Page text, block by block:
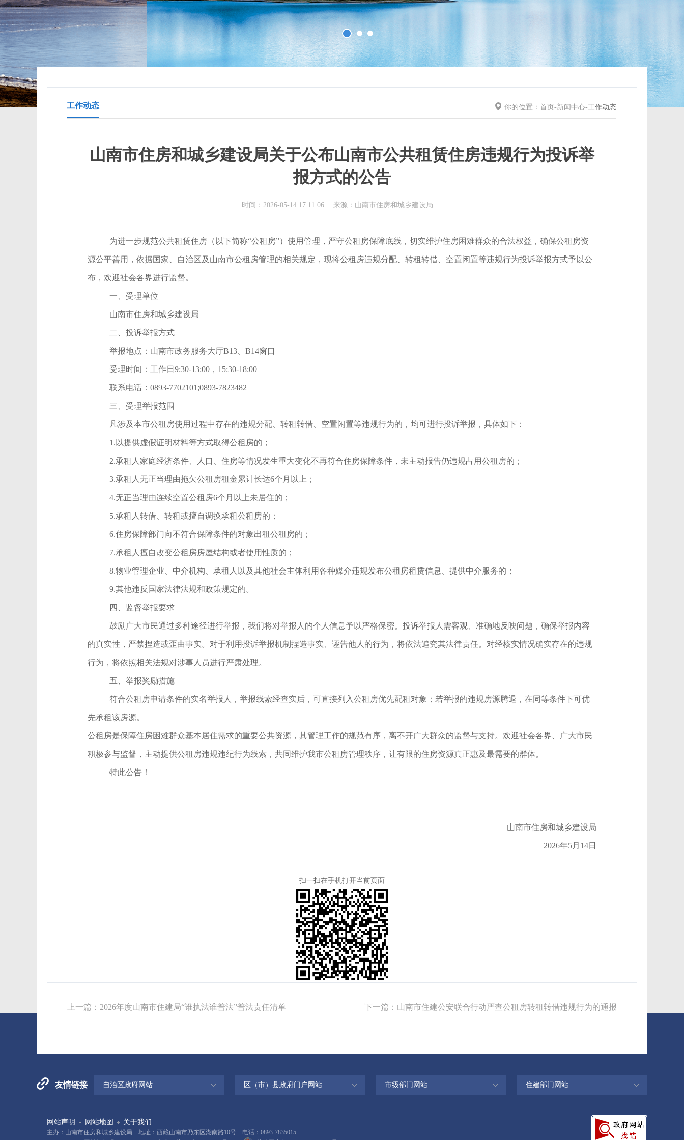
工作动态 你的位置： 首页 -新闻中心-工作动态
山南市住房和城乡建设局关于公布山南市公共租赁住房违规行为投诉举
报方式的公告
时间：2026-05-14 17:11:06 来源：山南市住房和城乡建设局
为进一步规范公共租赁住房（以下简称“公租房”）使用管理，严守公租房保障底线，切实维护住房困难群众的合法权益，确保公租房资
源公平善用，依据国家、自治区及山南市公租房管理的相关规定，现将公租房违规分配、转租转借、空置闲置等违规行为投诉举报方式予以公
布，欢迎社会各界进行监督。
一、受理单位
山南市住房和城乡建设局
二、投诉举报方式
举报地点：山南市政务服务大厅B13、B14窗口
受理时间：工作日9:30-13:00，15:30-18:00
联系电话：0893-7702101;0893-7823482
三、受理举报范围
凡涉及本市公租房使用过程中存在的违规分配、转租转借、空置闲置等违规行为的，均可进行投诉举报，具体如下：
1.以提供虚假证明材料等方式取得公租房的；
2.承租人家庭经济条件、人口、住房等情况发生重大变化不再符合住房保障条件，未主动报告仍违规占用公租房的；
3.承租人无正当理由拖欠公租房租金累计长达6个月以上；
4.无正当理由连续空置公租房6个月以上未居住的；
5.承租人转借、转租或擅自调换承租公租房的；
6.住房保障部门向不符合保障条件的对象出租公租房的；
7.承租人擅自改变公租房房屋结构或者使用性质的；
8.物业管理企业、中介机构、承租人以及其他社会主体利用各种媒介违规发布公租房租赁信息、提供中介服务的；
9.其他违反国家法律法规和政策规定的。
四、监督举报要求
鼓励广大市民通过多种途径进行举报，我们将对举报人的个人信息予以严格保密。投诉举报人需客观、准确地反映问题，确保举报内容
的真实性，严禁捏造或歪曲事实。对于利用投诉举报机制捏造事实、诬告他人的行为，将依法追究其法律责任。对经核实情况确实存在的违规
行为，将依照相关法规对涉事人员进行严肃处理。
五、举报奖励措施
符合公租房申请条件的实名举报人，举报线索经查实后，可直接列入公租房优先配租对象；若举报的违规房源腾退，在同等条件下可优
先承租该房源。
公租房是保障住房困难群众基本居住需求的重要公共资源，其管理工作的规范有序，离不开广大群众的监督与支持。欢迎社会各界、广大市民
积极参与监督，主动提供公租房违规违纪行为线索，共同维护我市公租房管理秩序，让有限的住房资源真正惠及最需要的群体。
特此公告！
山南市住房和城乡建设局
2026年5月14日
扫一扫在手机打开当前页面
上一篇： 2026年度山南市住建局“谁执法谁普法”普法责任清单 下一篇： 山南市住建公安联合行动严查公租房转租转借违规行为的通报
友情链接 自治区政府网站 区（市）县政府门户网站 市级部门网站 住建部门网站
网站声明 网站地图 关于我们
主办：山南市住房和城乡建设局 地址：西藏山南市乃东区湖南路10号 电话：0893-7835015